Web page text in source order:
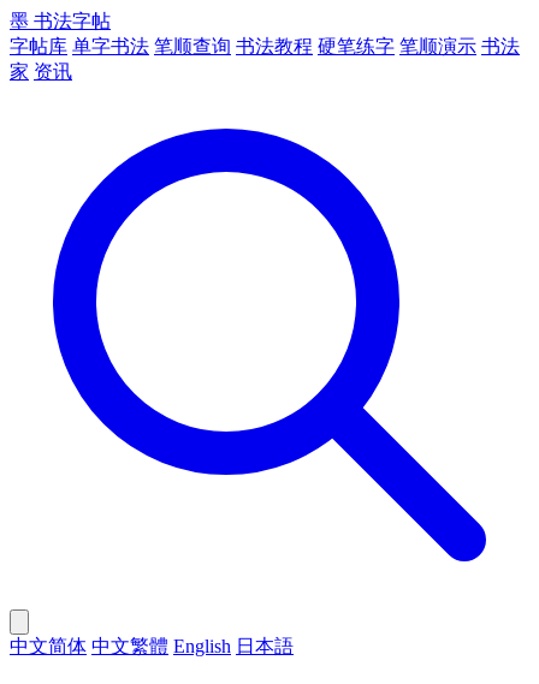
墨 书法字帖
字帖库 单字书法 笔顺查询 书法教程 硬笔练字 笔顺演示 书法
家 资讯
中文简体 中文繁體 English 日本語